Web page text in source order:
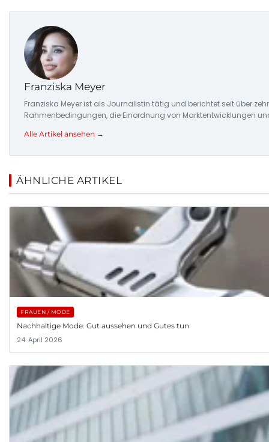
Franziska Meyer
Franziska Meyer ist als Journalistin tätig und berichtet seit über
Rahmenbedingungen, die Einordnung von Marktentwicklungen
Alle Artikel ansehen →
ÄHNLICHE ARTIKEL
FRAUEN / MODE
Nachhaltige Mode: Gut aussehen und Gutes tun
24. April 2026